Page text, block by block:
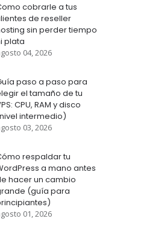
cobrarle a tus
de reseller
sin perder tiempo
plata
04, 2026
paso a paso para
el tamaño de tu
CPU, RAM y disco
intermedio)
03, 2026
respaldar tu
a mano antes
hacer un cambio
(guía para
01, 2026